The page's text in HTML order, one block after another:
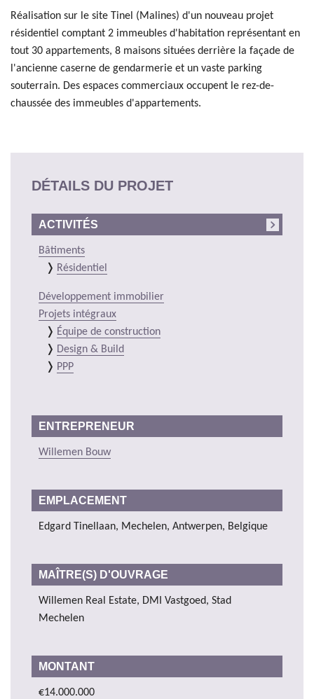
Réalisation sur le site Tinel (Malines) d'un nouveau projet
résidentiel comptant 2 immeubles d'habitation représentant en
tout 30 appartements, 8 maisons situées derrière la façade de
l'ancienne caserne de gendarmerie et un vaste parking
souterrain. Des espaces commerciaux occupent le rez-de-
chaussée des immeubles d'appartements.
DÉTAILS DU PROJET
ACTIVITÉS
Bâtiments
Résidentiel
Développement immobilier
Projets intégraux
Équipe de construction
Design & Build
PPP
ENTREPRENEUR
Willemen Bouw
EMPLACEMENT
Edgard Tinellaan, Mechelen, Antwerpen, Belgique
MAÎTRE(S) D'OUVRAGE
Willemen Real Estate, DMI Vastgoed, Stad
Mechelen
MONTANT
€14.000.000